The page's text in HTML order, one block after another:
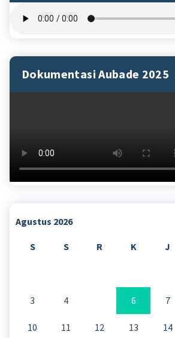
Dokumentasi Aubade 2025
Agustus 2026
S S R K J
3 4 6 7
10 11 12 13 14